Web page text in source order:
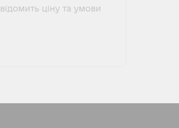
ціну та умови